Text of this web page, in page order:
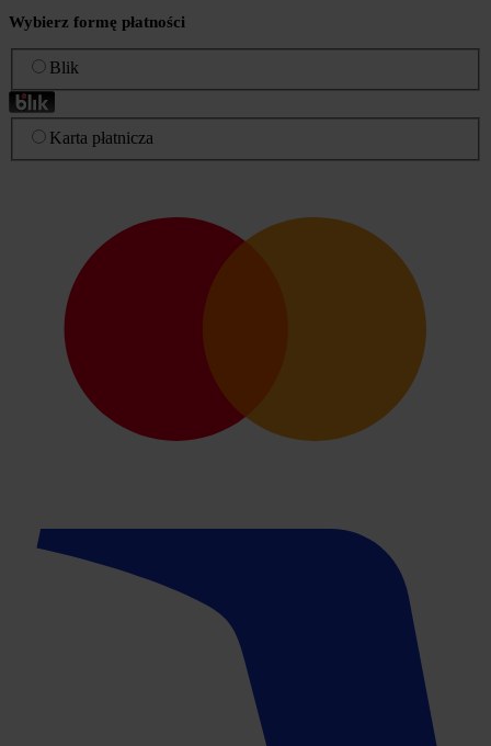
Wybierz formę płatności
Blik
Karta płatnicza